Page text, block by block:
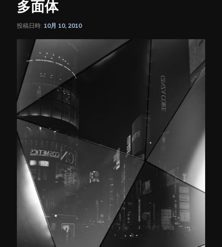
ゲ
シ
多面体
投稿日時: 10月 10, 2010